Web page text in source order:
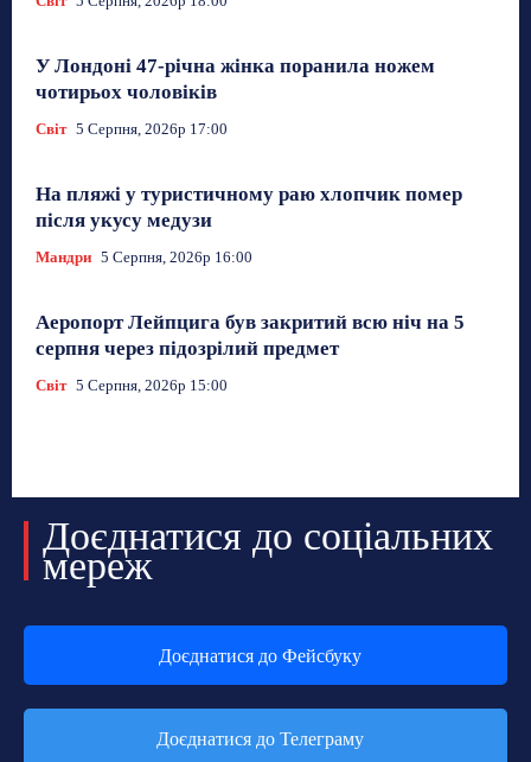
У Лондоні 47-річна жінка поранила ножем
чотирьох чоловіків
Світ 5 Серпня, 2026р 17:00
На пляжі у туристичному раю хлопчик помер
після укусу медузи
Мандри 5 Серпня, 2026р 16:00
Аеропорт Лейпцига був закритий всю ніч на 5
серпня через підозрілий предмет
Світ 5 Серпня, 2026р 15:00
Доєднатися до соціальних
мереж
Доєднатися до Фейсбуку
Доєднатися до Телеграму